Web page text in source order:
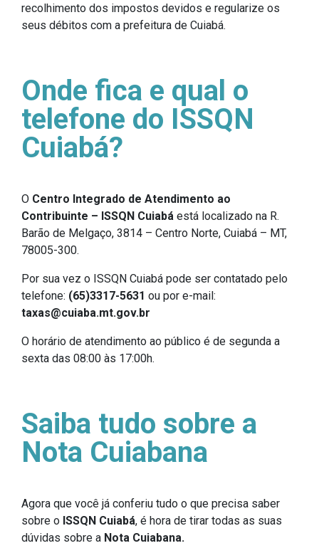
recolhimento dos impostos devidos e regularize os
seus débitos com a prefeitura de Cuiabá.
Onde fica e qual o
telefone do ISSQN
Cuiabá?
O Centro Integrado de Atendimento ao
Contribuinte – ISSQN Cuiabá está localizado na R.
Barão de Melgaço, 3814 – Centro Norte, Cuiabá – MT,
78005-300.
Por sua vez o ISSQN Cuiabá pode ser contatado pelo
telefone: (65)3317-5631 ou por e-mail:
taxas@cuiaba.mt.gov.br
O horário de atendimento ao público é de segunda a
sexta das 08:00 às 17:00h.
Saiba tudo sobre a
Nota Cuiabana
Agora que você já conferiu tudo o que precisa saber
sobre o ISSQN Cuiabá, é hora de tirar todas as suas
dúvidas sobre a Nota Cuiabana.